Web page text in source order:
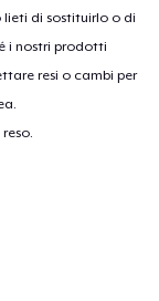
di sostituirlo o di
i nostri prodotti
resi o cambi per